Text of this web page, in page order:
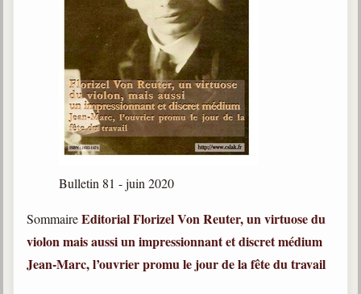
Bulletin 81 - juin 2020
SommaireEditorialFlorizel Von Reuter, un virtuose du
violon mais aussi un impressionnant et discret médium
Jean-Marc, l’ouvrier promu le jour de la fête du travail